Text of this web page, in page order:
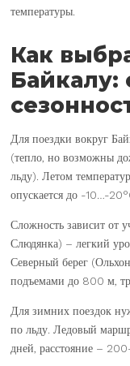
температуры.
Как
Байкалу:
Для поездки вокруг
(тепло, но возможны
льду). Летом
опускается до -10…-
Сложность зависит от
Слюдянка) – легкий
Северный берег
подъемами до 800 м,
Для зимних поездок
по льду. Ледовый
дней, расстояние –